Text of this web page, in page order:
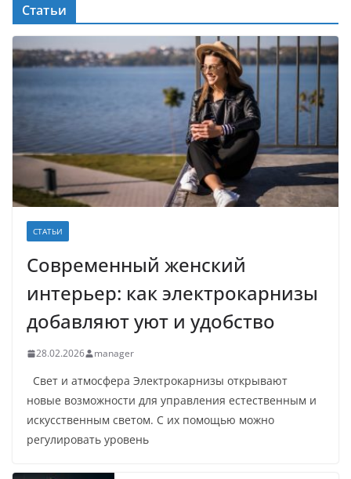
Статьи
СТАТЬИ
Современный женский
интерьер: как электрокарнизы
добавляют уют и удобство
28.02.2026 manager
Свет и атмосфера Электрокарнизы открывают
новые возможности для управления естественным и
искусственным светом. С их помощью можно
регулировать уровень